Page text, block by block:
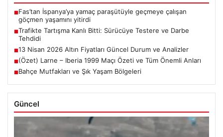
■Fas’tan İspanya’ya yamaç paraşütüyle geçmeye çalışan
göçmen yaşamını yitirdi
■Trafikte Tartışma Kanlı Bitti: Sürücüye Testere ve Darbe
Tehdidi
■13 Nisan 2026 Altın Fiyatları Güncel Durum ve Analizler
■(Özet) Larne – Iberia 1999 Maçı Özeti ve Tüm Önemli Anları
■Bahçe Mutfakları ve Şık Yaşam Bölgeleri
Güncel